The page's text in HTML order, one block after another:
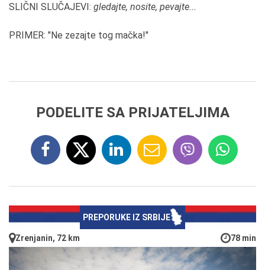
SLIČNI SLUČAJEVI: gledajte, nosite, pevajte...
PRIMER: "Ne zezajte tog mačka!"
PODELITE SA PRIJATELJIMA
PREPORUKE IZ SRBIJE
Zrenjanin, 72 km 78 min